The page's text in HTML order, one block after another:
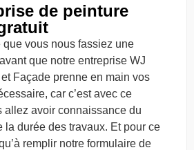
de peinture
que vous nous fassiez une
que notre entreprise WJ
Façade prenne en main vos
car c’est avec ce
allez avoir connaissance du
la durée des travaux. Et pour ce
remplir notre formulaire de